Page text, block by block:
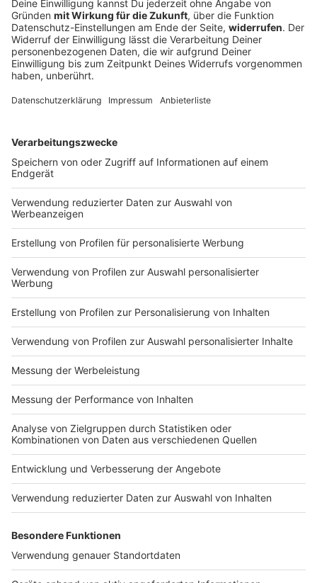
Serie «München Beats»: Wilde Techno-Zeit im
Kunstpark Ost
Mit dem Kunstpark Ost setzte das oft als behäbig
geltende München Maßstäbe. Ganz wichtig dabei:
Raves und Partys? Das erkundet nun eine ZDF-Serie.
DEINE GEMERKTEN ARTIKEL
Du hast dir noch keine Artikel gemerkt
Markiere sie hierfür mit einem
Impressum
Nutzungsbedingungen
Jobs
Presse
Werben
Archiv
ANTENNE BAYERN GROUP
Kontakt
Studio-Hotline
Verkehrs-Hotline
Newsletter